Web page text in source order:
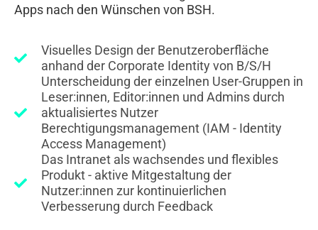
Apps nach den Wünschen von BSH.
Visuelles Design der Benutzeroberfläche
anhand der Corporate Identity von B/S/H
Unterscheidung der einzelnen User-Gruppen in
Leser:innen, Editor:innen und Admins durch
aktualisiertes Nutzer
Berechtigungsmanagement (IAM - Identity
Access Management)
Das Intranet als wachsendes und flexibles
Produkt - aktive Mitgestaltung der
Nutzer:innen zur kontinuierlichen
Verbesserung durch Feedback